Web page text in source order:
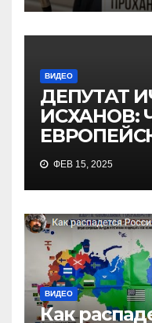
ВИДЕО
ДЕПУТАТ
ИСХАНОВ:
ФЕВ 15, 2025
ВИДЕО
Как